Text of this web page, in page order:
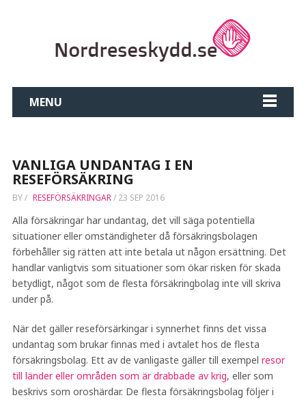
MENU
VANLIGA UNDANTAG I EN
RESEFÖRSÄKRING
BY/ RESEFÖRSÄKRINGAR/ 23 SEP 2016
Alla försäkringar har undantag, det vill säga potentiella
situationer eller omständigheter då försäkringsbolagen
förbehåller sig rätten att inte betala ut någon ersättning. Det
handlar vanligtvis som situationer som ökar risken för skada
betydligt, något som de flesta försäkringbolag inte vill skriva
under på.
När det gäller reseförsärkingar i synnerhet finns det vissa
undantag som brukar finnas med i avtalet hos de flesta
försäkringsbolag. Ett av de vanligaste gäller till exempel resor
till länder eller områden som är drabbade av krig, eller som
beskrivs som oroshärdar. De flesta försäkringsbolag följer i